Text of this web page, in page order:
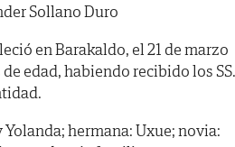
Sollano Duro
en Barakaldo, el 21 de marzo
de edad, habiendo recibido los SS.
hermana: Uxue; novia: